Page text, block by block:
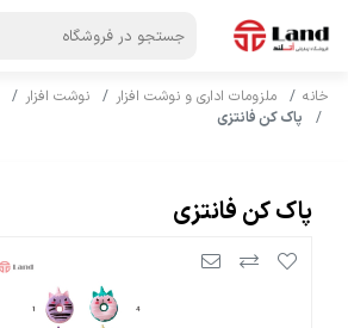
خانه ملزومات اداری و نوشت افزار نوشت افزار
پاک کن فانتزی
پاک کن فانتزی